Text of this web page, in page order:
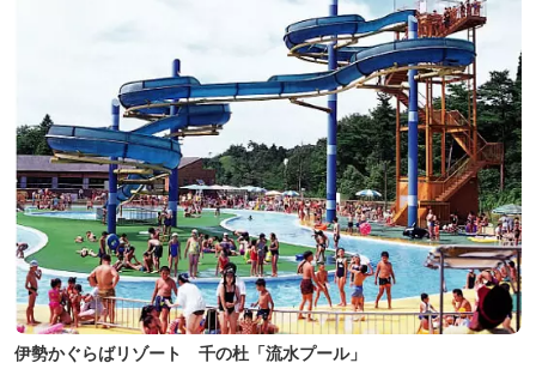
伊勢かぐらばリゾート 千の杜「流水プール」